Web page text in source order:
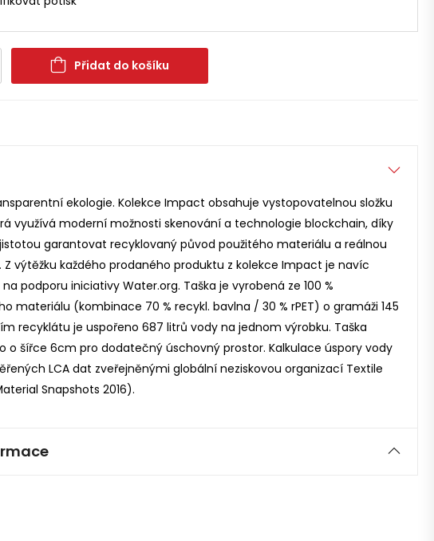
Přidat do košíku
ekologie. Kolekce Impact obsahuje vystopovatelnou složku
využívá moderní možnosti skenování a technologie blockchain, díky
garantovat recyklovaný původ použitého materiálu a reálnou
Z výtěžku každého prodaného produktu z kolekce Impact je navíc
na podporu iniciativy Water.org. Taška je vyrobená ze 100 %
materiálu (kombinace 70 % recykl. bavlna / 30 % rPET) o gramáži 145
recyklátu je uspořeno 687 litrů vody na jednom výrobku. Taška
o šířce 6cm pro dodatečný úschovný prostor. Kalkulace úspory vody
LCA dat zveřejněnými globální neziskovou organizací Textile
Snapshots 2016).